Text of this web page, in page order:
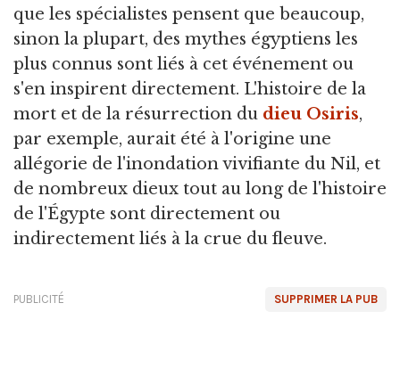
que les spécialistes pensent que beaucoup,
sinon la plupart, des mythes égyptiens les
plus connus sont liés à cet événement ou
s'en inspirent directement. L'histoire de la
mort et de la résurrection du dieu Osiris,
par exemple, aurait été à l'origine une
allégorie de l'inondation vivifiante du Nil, et
de nombreux dieux tout au long de l'histoire
de l'Égypte sont directement ou
indirectement liés à la crue du fleuve.
SUPPRIMER LA PUB
PUBLICITÉ